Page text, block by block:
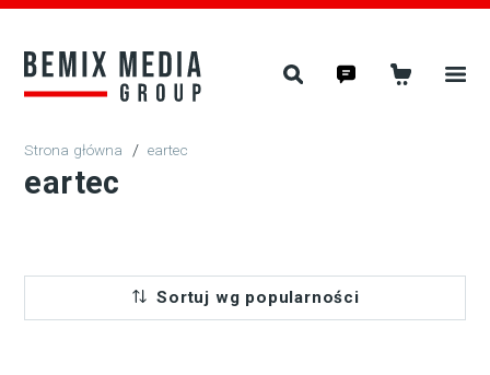
/ eartec
eartec
Sortuj wg popularności